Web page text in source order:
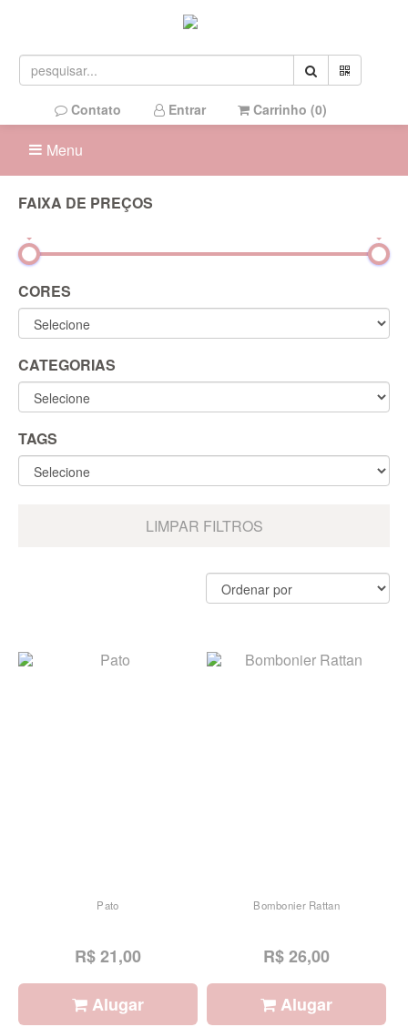
Contato Entrar Carrinho (0)
Menu
FAIXA DE PREÇOS
CORES
CATEGORIAS
TAGS
LIMPAR FILTROS
Pato
R$ 21,00
Alugar
Bombonier Rattan
R$ 26,00
Alugar